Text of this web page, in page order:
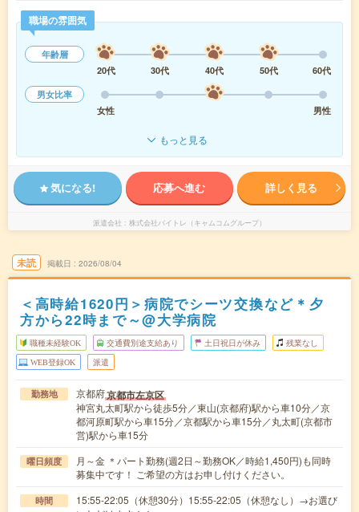
職場の雰囲気
年齢層
20代
30代 40代 50代
60代
男女比率
女性
男性
もっと見る
気になる! 応募へ進む 詳しく見る
派遣会社 株式会社バイトレ（キャムコムグループ）
未読 掲載日 2026/08/04
＜高時給1620円＞病院でシーツ交換など＊夕
方から22時まで～@大学病院
職種未経験OK 交通費別途支給あり 土日祝日が休み 残業なし
WEB登録OK 派遣
勤務地 京都府京都市左京区
神宮丸太町駅から徒歩5分／東山(京都府)駅から車10分／京
都河原町駅から車15分／京都駅から車15分／丸太町(京都市
営)駅から車15分
曜日頻度
月～金 ＊パート勤務(週2日～勤務OK／時給1,450円)も同時
募集中です！ ご希望の方はお申し付けください。
時間
15:55-22:05（休憩30分）15:55-22:05（休憩なし）→お選び